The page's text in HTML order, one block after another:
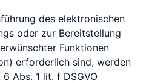
des elektronischen
oder zur Bereitstellung
Funktionen
erforderlich sind, werden
Abs. 1 lit. f DSGVO